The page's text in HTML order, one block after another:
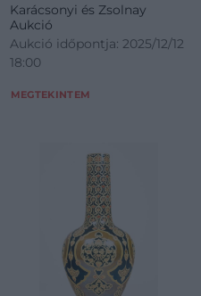
Karácsonyi és Zsolnay
Aukció
Aukció időpontja: 2025/12/12
18:00
MEGTEKINTEM